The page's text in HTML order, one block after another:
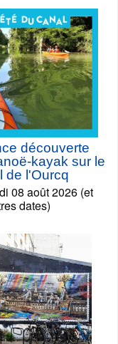
découverte
kayak sur le
de l'Ourcq
08 août 2026 (et
dates)